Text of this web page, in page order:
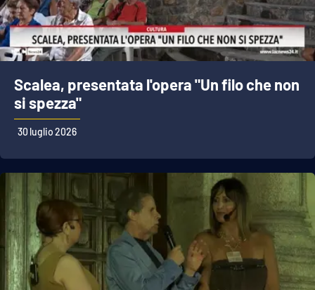
Scalea, presentata l'opera "Un filo che non
si spezza"
30 luglio 2026